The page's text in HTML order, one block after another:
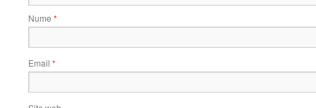
Nume *
Email *